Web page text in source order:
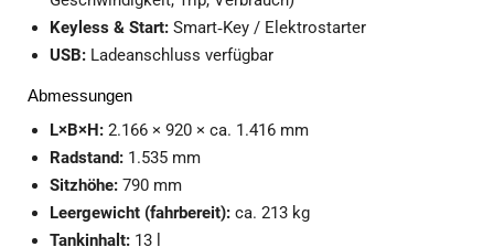
Keyless & Start: Smart‑Key / Elektrostarter
USB: Ladeanschluss verfügbar
Abmessungen
L×B×H: 2.166 × 920 × ca. 1.416 mm
Radstand: 1.535 mm
Sitzhöhe: 790 mm
Leergewicht (fahrbereit): ca. 213 kg
Tankinhalt: 13 l